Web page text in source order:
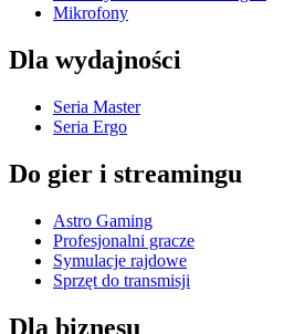
Mikrofony
Dla wydajności
Seria Master
Seria Ergo
Do gier i streamingu
Astro Gaming
Profesjonalni gracze
Symulacje rajdowe
Sprzęt do transmisji
Dla biznesu